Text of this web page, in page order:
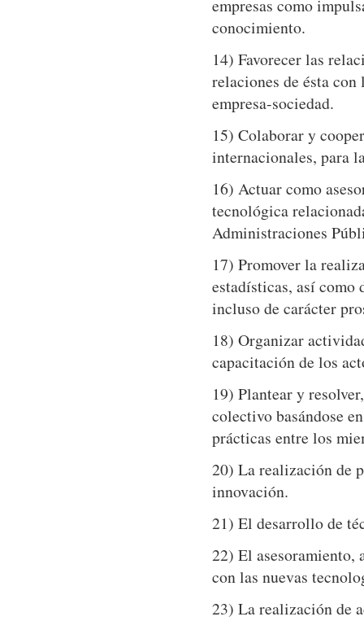
empresas como
conocimiento.
14) Favorecer las
relaciones de ésta
empresa-sociedad.
15) Colaborar y
internacionales, para
16) Actuar como
tecnológica
Administraciones
17) Promover la
estadísticas, así como
incluso de carácter
18) Organizar
capacitación de los
19) Plantear y
colectivo basándose
prácticas entre los
20) La realización de
innovación.
21) El desarrollo de
22) El asesoramiento,
con las nuevas
23) La realización de